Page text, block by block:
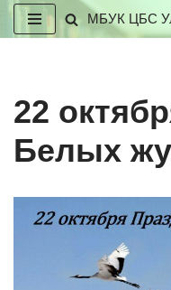
МБУК ЦБС
22
Белых